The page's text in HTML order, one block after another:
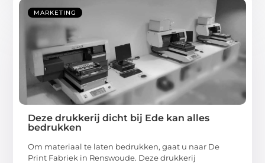
MARKETING
Deze drukkerij dicht bij Ede kan alles
bedrukken
Om materiaal te laten bedrukken, gaat u naar De
Print Fabriek in Renswoude. Deze drukkerij